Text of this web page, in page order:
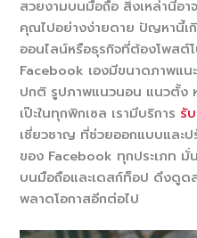
สวยงามบนมือถือ สิ่งเหล่านี้อ
คุณไปอย่างง่ายดาย ปัญหานี้เ
ออนไลน์หรือธุรกิจที่ต้องโพสต์โ
Facebook เองมีขนาดภาพแ
ปกติ รูปภาพแนวนอน แนวตั้ง
เป๊ะในทุกพิกเซล เรามีบริการ รั
เชี่ยวชาญ ที่ช่วยออกแบบและ
ของ Facebook ทุกประเภท
บนมือถือและเดสก์ท็อป ดึงดูด
พลาดโอกาสอีกต่อไป